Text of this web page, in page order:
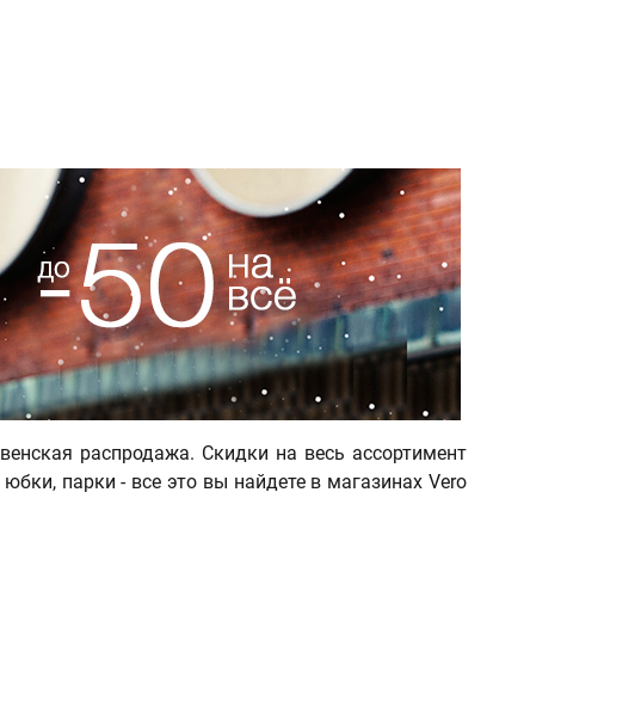
распродажа. Скидки на весь ассортимент
парки - все это вы найдете в магазинах Vero